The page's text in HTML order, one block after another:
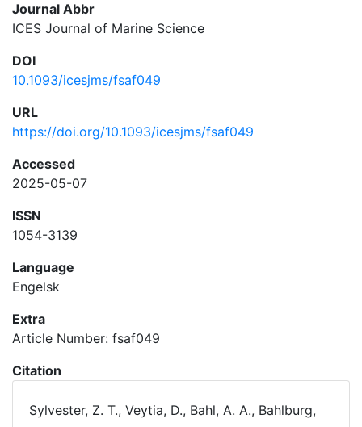
Journal Abbr
ICES Journal of Marine Science
DOI
10.1093/icesjms/fsaf049
URL
https://doi.org/10.1093/icesjms/fsaf049
Accessed
2025-05-07
ISSN
1054-3139
Language
Engelsk
Extra
Article Number: fsaf049
Citation
Sylvester, Z. T., Veytia, D., Bahl, A. A., Bahlburg,